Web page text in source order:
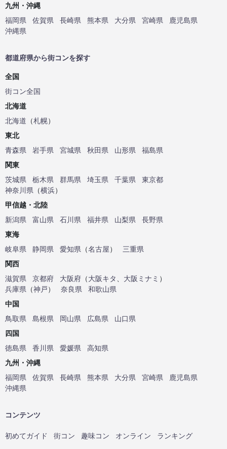
九州・沖縄
福岡県
佐賀県 長崎県 熊本県 大分県 宮崎県
鹿児島県
沖縄県
都道府県から街コンを探す
全国
街コン全国
北海道
北海道 （札幌）
東北
青森県
岩手県 宮城県 秋田県 山形県
福島県
関東
茨城県
栃木県 群馬県 埼玉県 千葉県
東京都
神奈川県 （横浜）
甲信越・北陸
新潟県
富山県 石川県 福井県 山梨県
長野県
東海
岐阜県
静岡県 愛知県 （名古屋）
三重県
関西
滋賀県
京都府 大阪府 （大阪キタ 大阪ミナミ ）
兵庫県 （神戸） 奈良県
和歌山県
中国
鳥取県
島根県 岡山県 広島県
山口県
四国
徳島県
香川県 愛媛県
高知県
九州・沖縄
福岡県
佐賀県 長崎県 熊本県 大分県 宮崎県
鹿児島県
沖縄県
コンテンツ
初めてガイド 街コン 趣味コン オンライン ランキング